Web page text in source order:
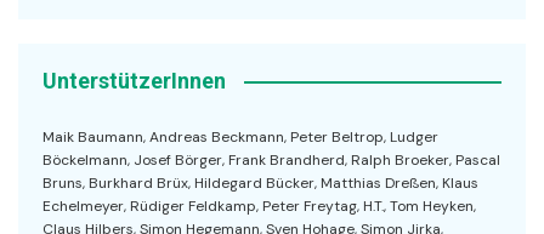
UnterstützerInnen
Maik Baumann, Andreas Beckmann, Peter Beltrop, Ludger
Böckelmann, Josef Börger, Frank Brandherd, Ralph Broeker, Pascal
Bruns, Burkhard Brüx, Hildegard Bücker, Matthias Dreßen, Klaus
Echelmeyer, Rüdiger Feldkamp, Peter Freytag, H.T., Tom Heyken,
Claus Hilbers, Simon Hegemann, Sven Hohage, Simon Jirka,